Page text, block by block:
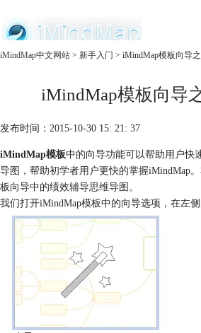
服务
iMindMap中文网站 > 新手入门 > iMindMap模板向导
iMindMap模板向导
发布时间：2015-10-30 15: 21: 37
iMindMap模板中的向导功能可以帮助用户快
导图，帮助初学者用户更快的掌握iMindMap
板向导中的绩效辅导思维导图。
我们打开iMindMap模板中的向导选项，在左侧